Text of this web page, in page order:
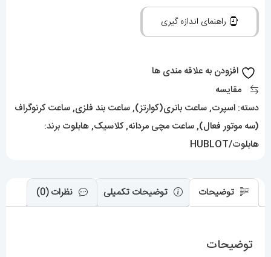
بند
مشکی
HUBLOT
BANG
راهنمای اندازه گیری
افزودن به علاقه مندی ها
مقایسه
دسته: اسپرت,ساعت باتری(کوارتز),ساعت بند فلزی,ساعت کرنوگراف
(سه موتور فعال),ساعت مچی مردانه,کلاسیک,هابلوت برند:
هابلوت/HUBLOT
توضیحات توضیحات تکمیلی نظرات (0)
توضیحات